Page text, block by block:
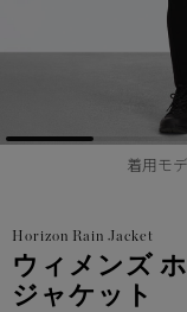
アウタ
アパレル
アクセ
コレクシ
アウタ
アパレル
アクセ
コレクシ
着用モ
Horizon Rain Jacket
ウィメンズ
ジャケット